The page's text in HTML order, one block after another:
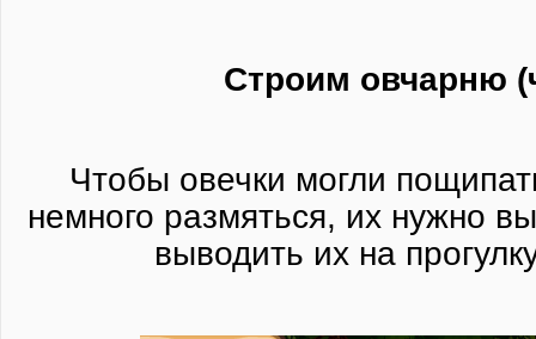
Строим овчарню
Чтобы овечки могли
немного размяться, их нужно
выводить их на